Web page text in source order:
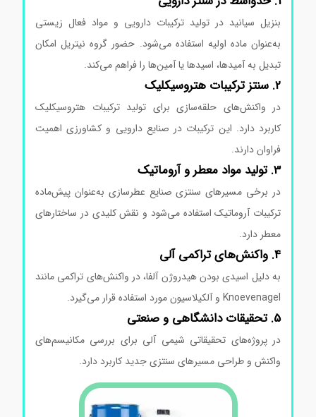
بنزیل سیانید در تولید ترکیبات دارویی و مواد فعال زیستی
به‌عنوان ماده اولیه استفاده می‌شود. حضور گروه نیتریل امکان
تبدیل به آمیدها، اسیدها یا آمین‌ها را فراهم می‌کند.
در واکنش‌های حلقه‌سازی برای تولید ترکیبات هتروسیکلیک
کاربرد دارد. این ترکیبات در صنایع دارویی و کشاورزی اهمیت
فراوان دارند.
در برخی مسیرهای سنتزی صنایع عطرسازی به‌عنوان پیش‌ماده
ترکیبات آروماتیک استفاده می‌شود و نقش کلیدی در ساختارهای
معطر دارد.
به دلیل اسیدی بودن هیدروژن آلفا، در واکنش‌های تراکمی مانند
Knoevenagel و آلکیلاسیون مورد استفاده قرار می‌گیرد.
در پروژه‌های تحقیقاتی شیمی آلی برای بررسی مکانیسم‌های
واکنش و طراحی مسیرهای سنتزی جدید کاربرد دارد.